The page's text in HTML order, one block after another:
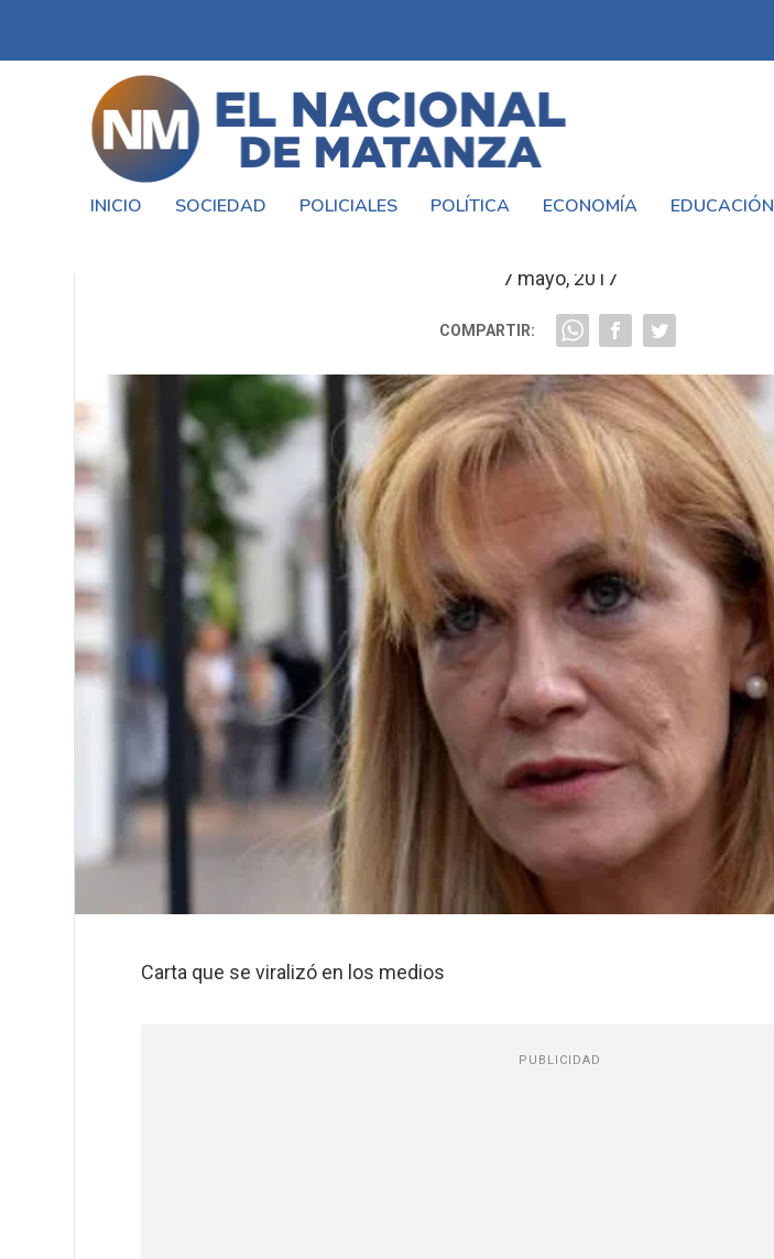
INICIO SOCIEDAD POLICIALES POLÍTICA ECONOMÍA EDUCACIÓN
7 mayo, 2017
COMPARTIR:
Carta que se viralizó en los medios
PUBLICIDAD